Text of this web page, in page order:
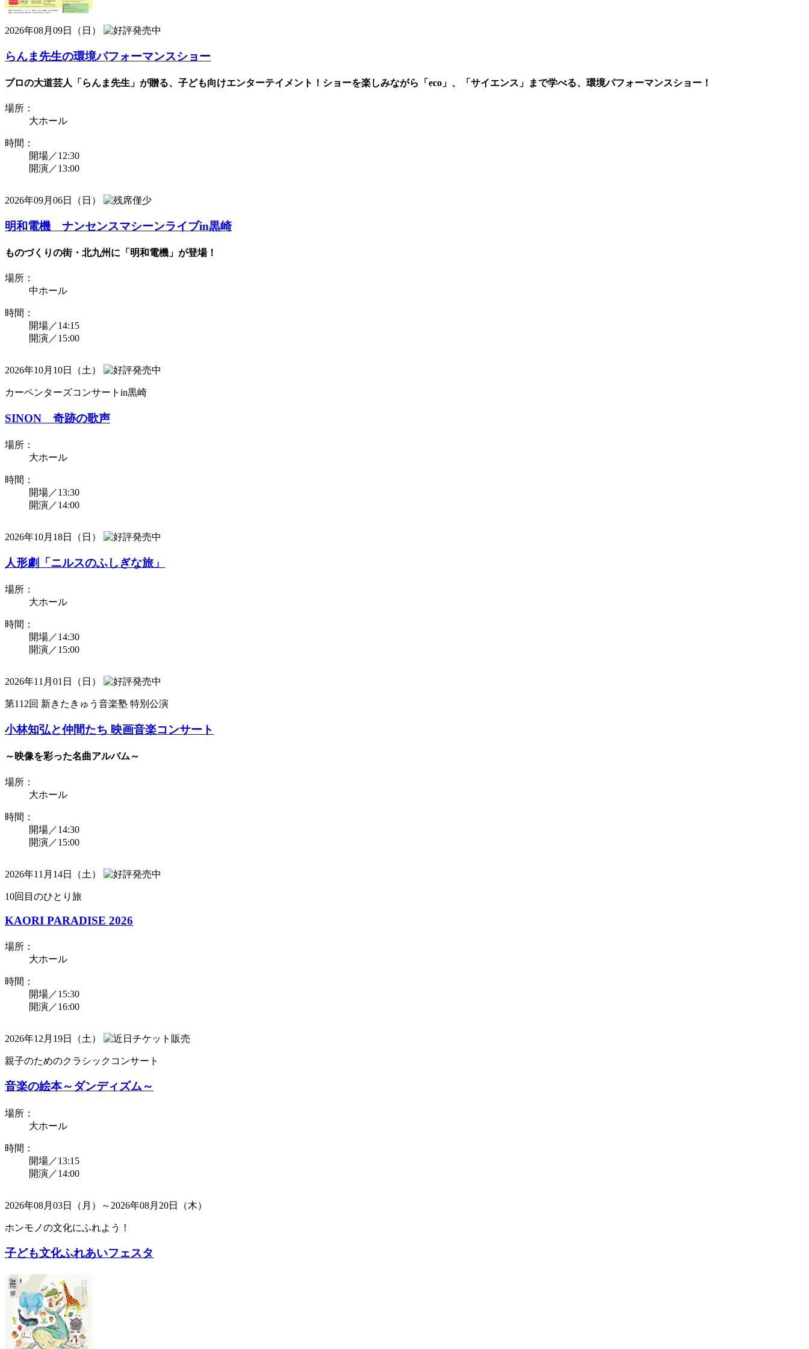
2026年08月09日（日）
らんま先生の環境パフォーマンスショー
プロの大道芸人「らんま先生」が贈る、子ども向けエンターテイメント！ショーを楽しみながら「eco」、「サイエンス」まで学べる、環境パフォーマンスショー！
場所：
大ホール
時間：
開場／12:30
開演／13:00
2026年09月06日（日）
明和電機 ナンセンスマシーンライブin黒崎
ものづくりの街・北九州に「明和電機」が登場！
場所：
中ホール
時間：
開場／14:15
開演／15:00
2026年10月10日（土）
カーペンターズコンサートin黒崎
SINON 奇跡の歌声
場所：
大ホール
時間：
開場／13:30
開演／14:00
2026年10月18日（日）
人形劇「ニルスのふしぎな旅」
場所：
大ホール
時間：
開場／14:30
開演／15:00
2026年11月01日（日）
第112回 新きたきゅう音楽塾 特別公演
小林知弘と仲間たち 映画音楽コンサート
～映像を彩った名曲アルバム～
場所：
大ホール
時間：
開場／14:30
開演／15:00
2026年11月14日（土）
10回目のひとり旅
KAORI PARADISE 2026
場所：
大ホール
時間：
開場／15:30
開演／16:00
2026年12月19日（土）
親子のためのクラシックコンサート
音楽の絵本～ダンディズム～
場所：
大ホール
時間：
開場／13:15
開演／14:00
2026年08月03日（月）～2026年08月20日（木）
ホンモノの文化にふれよう！
子ども文化ふれあいフェスタ